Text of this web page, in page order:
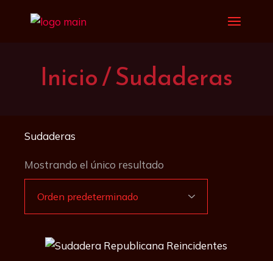
contenido
Inicio Sudaderas
Sudaderas
Mostrando el único resultado